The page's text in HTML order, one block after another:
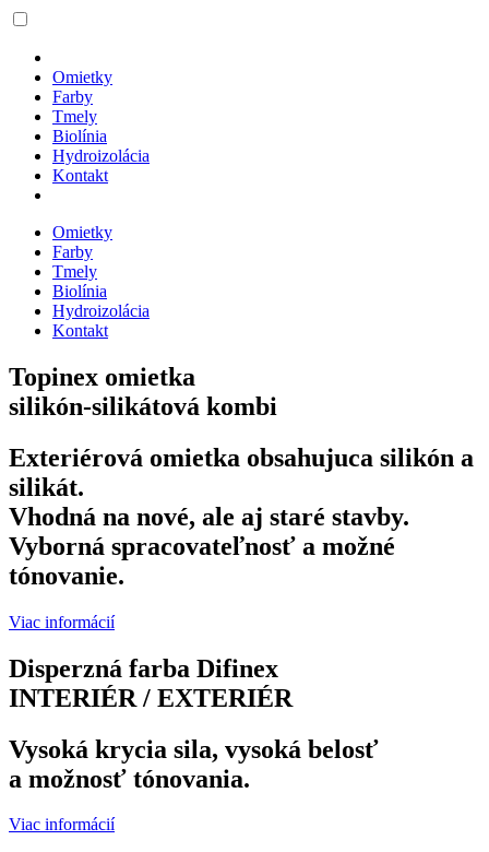
Omietky
Farby
Tmely
Biolínia
Hydroizolácia
Kontakt
Omietky
Farby
Tmely
Biolínia
Hydroizolácia
Kontakt
Topinex omietka
silikón-silikátová kombi
Exteriérová omietka obsahujuca silikón a
silikát.
Vhodná na nové, ale aj staré stavby.
Vyborná spracovateľnosť a možné
tónovanie.
Viac informácií
Disperzná farba Difinex
INTERIÉR / EXTERIÉR
Vysoká krycia sila, vysoká belosť
a možnosť tónovania.
Viac informácií